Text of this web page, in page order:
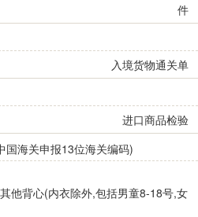
件
入境货物通关单
进口商品检验
国海关申报13位海关编码)
他背心(内衣除外,包括男童8-18号,女